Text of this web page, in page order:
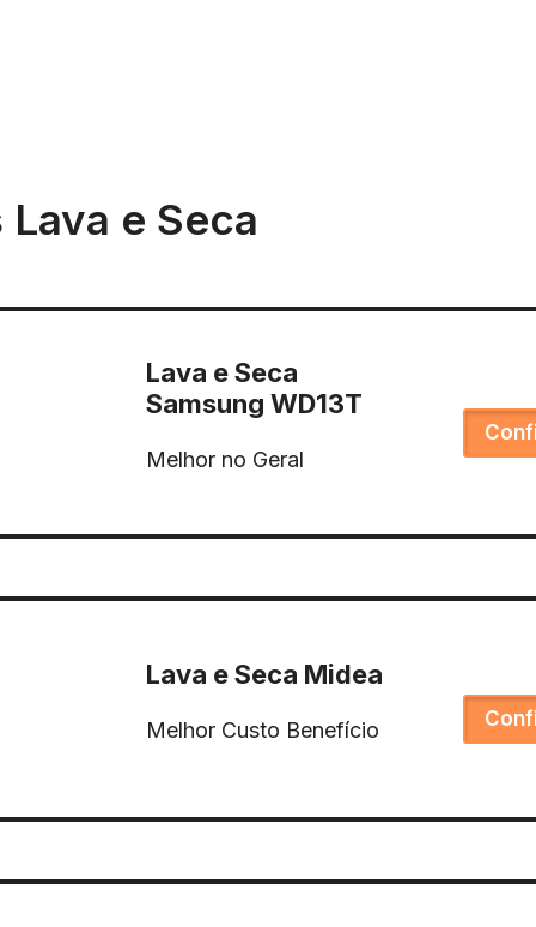
e Seca
Lava e Seca
Samsung WD13T
Melhor no Geral
Lava e Seca Midea
Melhor Custo Benefício